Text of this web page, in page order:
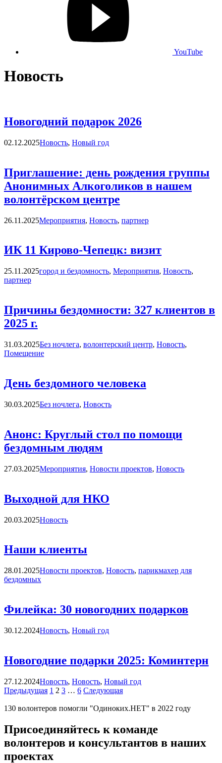
YouTube
Новость
Новогодний подарок 2026
02.12.2025Категории
Новость, Новый год
Приглашение: день рождения группы
Анонимных Алкоголиков в нашем
волонтёрском центре
26.11.2025Категории
Мероприятия, Новость, партнер
ИК 11 Кирово-Чепецк: визит
25.11.2025Категории
город и бездомность, Мероприятия, Новость,
партнер
Причины бездомности: 327 клиентов в
2025 г.
31.03.2025Категории
Без ночлега, волонтерский центр, Новость,
Помещение
День бездомного человека
30.03.2025Категории
Без ночлега, Новость
Анонс: Круглый стол по помощи
бездомным людям
27.03.2025Категории
Мероприятия, Новости проектов, Новость
Выходной для НКО
20.03.2025Категории
Новость
Наши клиенты
28.01.2025Категории
Новости проектов, Новость, парикмахер для
бездомных
Филейка: 30 новогодних подарков
30.12.2024Категории
Новость, Новый год
Новогодние подарки 2025: Коминтерн
27.12.2024Категории
Новость, Новость, Новый год
Навигация
по
ПредыдущаяСтраница
Страница
1 Страница
2 Страница
3 … Страница
6 СледующаяСтраница
130 волонтеров помогли "Одиноких.НЕТ" в 2022 году
Присоединяйтесь к команде
волонтеров и консультантов в наших
проектах